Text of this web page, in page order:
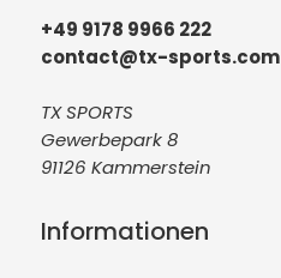
+49 9178 9966 222
contact@tx-sports.com
TX SPORTS
Gewerbepark 8
91126 Kammerstein
Informationen